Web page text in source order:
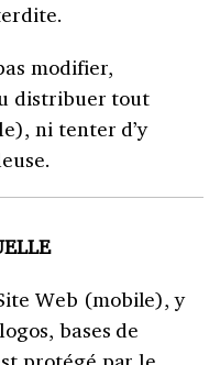
modifier,
distribuer tout
ni tenter d’y
Web (mobile), y
bases de